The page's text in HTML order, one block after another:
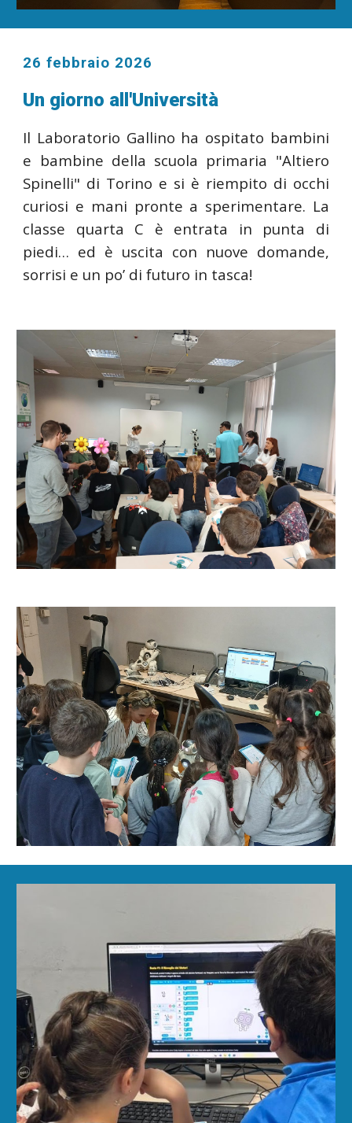
26 febbraio 2026
Un giorno all'Università
Il Laboratorio Gallino ha ospitato bambini
e bambine della scuola primaria "Altiero
Spinelli" di Torino e si è riempito di occhi
curiosi e mani pronte a sperimentare. La
classe quarta C è entrata in punta di
piedi… ed è uscita con nuove domande,
sorrisi e un po’ di futuro in tasca!